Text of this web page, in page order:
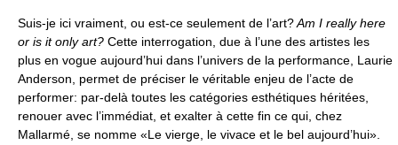
Suis-je ici vraiment, ou est-ce seulement de l’art?Am I really here
or is it only art? Cette interrogation, due à l’une des artistes les
plus en vogue aujourd’hui dans l’univers de la performance, Laurie
Anderson, permet de préciser le véritable enjeu de l’acte de
performer: par-delà toutes les catégories esthétiques héritées,
renouer avec l’immédiat, et exalter à cette fin ce qui, chez
Mallarmé, se nomme «Le vierge, le vivace et le bel aujourd’hui».